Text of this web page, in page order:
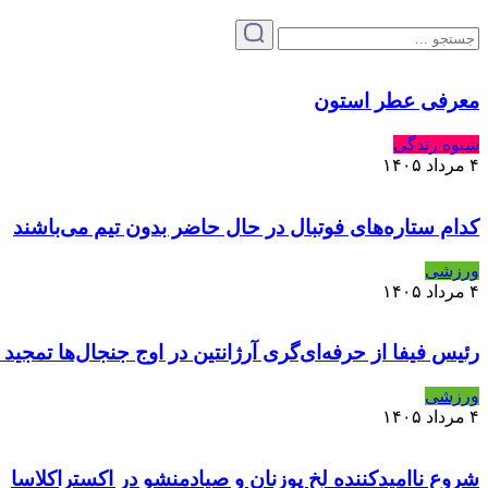
معرفی عطر استون
شیوه زندگی
۴ مرداد ۱۴۰۵
کدام ستاره‌های فوتبال در حال حاضر بدون تیم می‌باشند
ورزشی
۴ مرداد ۱۴۰۵
رئیس فیفا از حرفه‌ای‌گری آرژانتین در اوج جنجال‌ها
ورزشی
۴ مرداد ۱۴۰۵
شروع ناامیدکننده لخ پوزنان و صیادمنشو در اکستراکلاسا